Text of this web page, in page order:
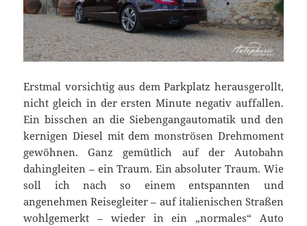
Erstmal vorsichtig aus dem Parkplatz herausgerollt,
nicht gleich in der ersten Minute negativ auffallen.
Ein bisschen an die Siebengangautomatik und den
kernigen Diesel mit dem monströsen Drehmoment
gewöhnen. Ganz gemütlich auf der Autobahn
dahingleiten – ein Traum. Ein absoluter Traum. Wie
soll ich nach so einem entspannten und
angenehmen Reisegleiter – auf italienischen Straßen
wohlgemerkt – wieder in ein „normales“ Auto